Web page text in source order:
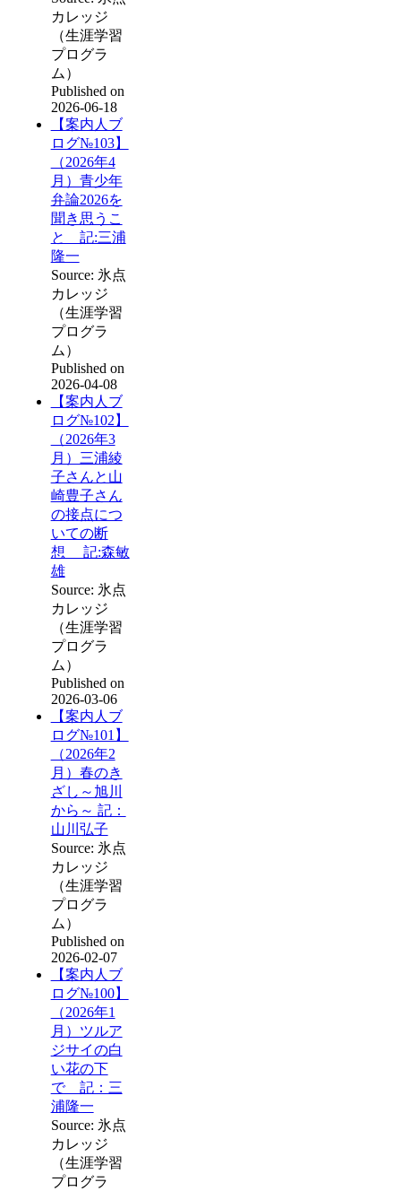
カレッジ
（生涯学習
プログラ
ム）
Published on
2026-06-18
【案内人ブ
ログ№103】
（2026年4
月）青少年
弁論2026を
聞き思うこ
と 記:三浦
隆一
Source: 氷点
カレッジ
（生涯学習
プログラ
ム）
Published on
2026-04-08
【案内人ブ
ログ№102】
（2026年3
月）三浦綾
子さんと山
崎豊子さん
の接点につ
いての断
想 記:森敏
雄
Source: 氷点
カレッジ
（生涯学習
プログラ
ム）
Published on
2026-03-06
【案内人ブ
ログ№101】
（2026年2
月）春のき
ざし～旭川
から～ 記：
山川弘子
Source: 氷点
カレッジ
（生涯学習
プログラ
ム）
Published on
2026-02-07
【案内人ブ
ログ№100】
（2026年1
月）ツルア
ジサイの白
い花の下
で 記：三
浦隆一
Source: 氷点
カレッジ
（生涯学習
プログラ